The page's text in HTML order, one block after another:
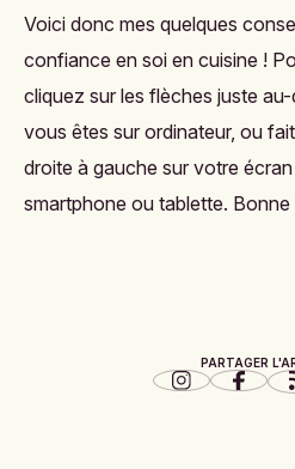
Voici donc mes quelques
confiance en soi en cuisine !
cliquez sur les flèches juste
vous êtes sur ordinateur, ou
droite à gauche sur votre
smartphone ou tablette. Bonne
PARTAGER